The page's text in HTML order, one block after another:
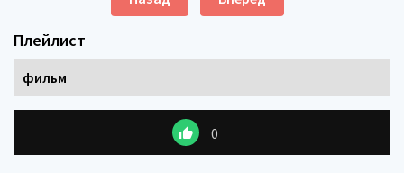
Плейлист
фильм
0